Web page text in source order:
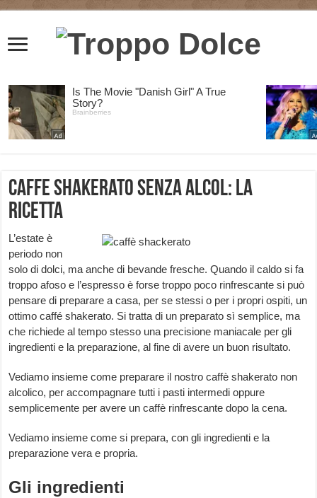
Caffe shakerato senza alcol: la
ricetta
L’estate è
periodo non
solo di dolci, ma anche di bevande fresche. Quando il caldo si fa
troppo afoso e l’espresso è forse troppo poco rinfrescante si può
pensare di preparare a casa, per se stessi o per i propri ospiti, un
ottimo caffé shakerato. Si tratta di un preparato sì semplice, ma
che richiede al tempo stesso una precisione maniacale per gli
ingredienti e la preparazione, al fine di avere un buon risultato.
Vediamo insieme come preparare il nostro caffè shakerato non
alcolico, per accompagnare tutti i pasti intermedi oppure
semplicemente per avere un caffè rinfrescante dopo la cena.
Vediamo insieme come si prepara, con gli ingredienti e la
preparazione vera e propria.
Gli ingredienti